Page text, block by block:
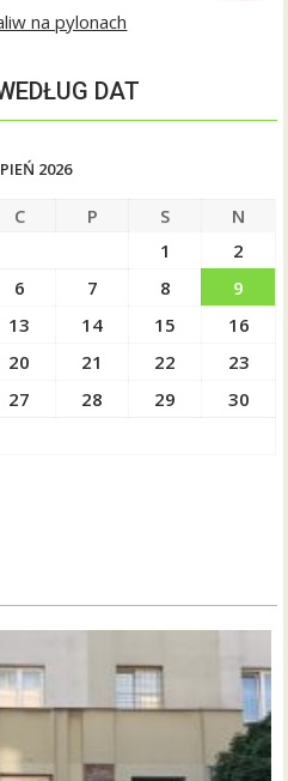
na pylonach
DAT
2026
C P S
N
1
2
6 7 8
9
13 14 15
16
20 21 22
23
27 28 29
30